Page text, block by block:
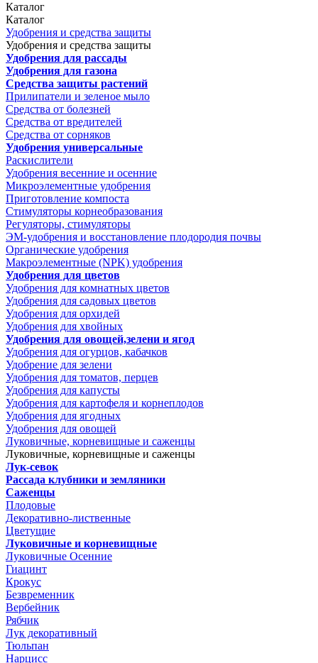
Каталог
Каталог
Удобрения и средства защиты
Удобрения и средства защиты
Удобрения для рассады
Удобрения для газона
Средства защиты растений
Прилипатели и зеленое мыло
Средства от болезней
Средства от вредителей
Средства от сорняков
Удобрения универсальные
Раскислители
Удобрения весенние и осенние
Микроэлементные удобрения
Приготовление компоста
Стимуляторы корнеобразования
Регуляторы, стимуляторы
ЭМ-удобрения и восстановление плодородия почвы
Органические удобрения
Макроэлементные (NPK) удобрения
Удобрения для цветов
Удобрения для комнатных цветов
Удобрения для садовых цветов
Удобрения для орхидей
Удобрения для хвойных
Удобрения для овощей,зелени и ягод
Удобрения для огурцов, кабачков
Удобрение для зелени
Удобрения для томатов, перцев
Удобрения для капусты
Удобрения для картофеля и корнеплодов
Удобрения для ягодных
Удобрения для овощей
Луковичные, корневищные и саженцы
Луковичные, корневищные и саженцы
Лук-севок
Рассада клубники и земляники
Саженцы
Плодовые
Декоративно-лиственные
Цветущие
Луковичные и корневищные
Луковичные Осенние
Гиацинт
Крокус
Безвременник
Вербейник
Рябчик
Лук декоративный
Тюльпан
Нарцисс